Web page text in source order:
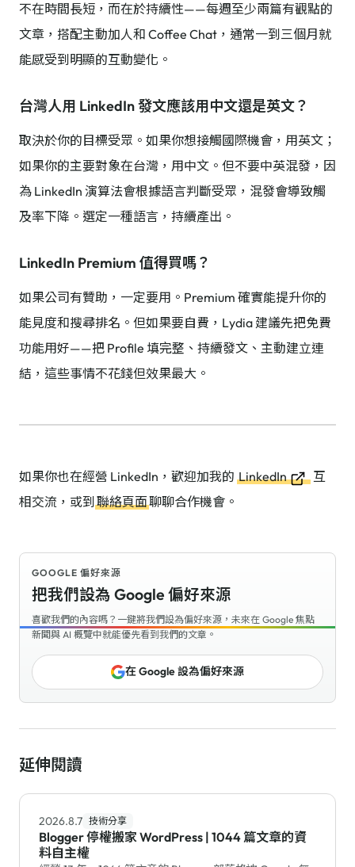
不在時間長短，而在於持續性——每週至少兩篇有觀點的
文章，搭配主動加人和 Coffee Chat，通常一到三個月就
能感受到明顯的互動變化。
台灣人用 LinkedIn 發文應該用中文還是英文？
取決於你的目標受眾。如果你想接觸國際機會，用英文；
如果你的主要對象在台灣，用中文。但不要中英混發，因
為 LinkedIn 演算法會根據語言判斷受眾，混發會導致觸
及率下降。選定一種語言，持續產出。
LinkedIn Premium 值得買嗎？
如果公司有贊助，一定要用。Premium 確實能提升你的
能見度和搜尋排名。但如果要自費，Lydia 建議先把免費
功能用好——把 Profile 填完整、持續發文、主動建立連
結，這些事情不花錢但效果最大。
如果你也在經營 LinkedIn，歡迎加我的 LinkedIn
互
相交流，或到 聯絡頁面聊聊合作機會。
GOOGLE 偏好來源
把我們設為 Google 偏好來源
喜歡我們的內容嗎？一鍵將我們設為偏好來源，未來在 Google 焦點
新聞與 AI 概覽中就能優先看到我們的文章。
在 Google 設為偏好來源
延伸閱讀
2026.8.7 技術分享
Blogger 停權搬家 WordPress | 1044 篇文章的資
料自主權